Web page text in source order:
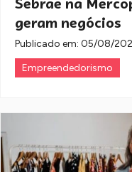
geram negócios
Publicado em: 05/08/
Empreendedorismo